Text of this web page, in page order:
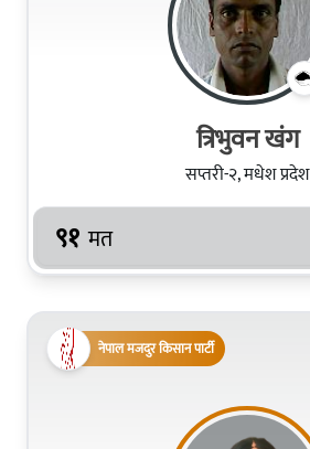
त्रिभुवन खंग
सप्तरी-२, मधेश प्रदेश
९१ मत
नेपाल मजदुर किसान पार्टी